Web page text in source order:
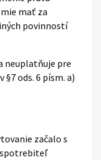
mať za
povinností
neuplatňuje pre
ods. 6 písm. a)
začalo s